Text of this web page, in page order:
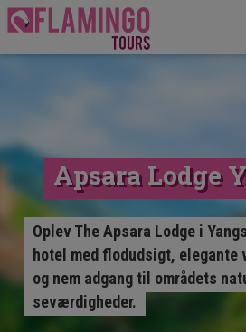
Apsara Lodge
Oplev The Apsara Lodge i
hotel med flodudsigt,
og nem adgang til områdets
seværdigheder.